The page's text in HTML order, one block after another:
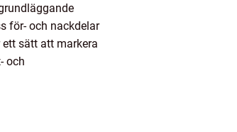
för- och nackdelar
sätt att markera
och